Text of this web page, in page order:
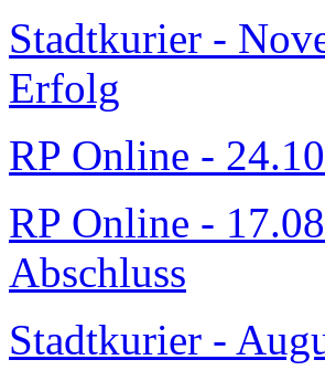
Stadtkurier -
Erfolg
RP Online -
RP Online -
Abschluss
Stadtkurier -